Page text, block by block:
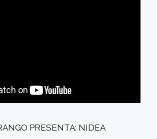
PRESENTA: NIDEA